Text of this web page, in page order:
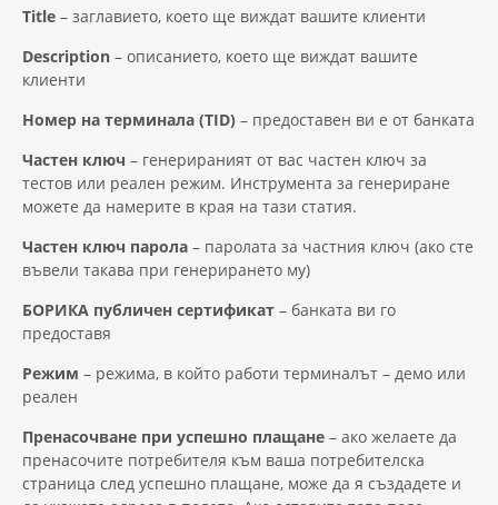
Title – заглавието, което ще виждат вашите клиенти
Description – описанието, което ще виждат вашите
клиенти
Номер на терминала (TID) – предоставен ви е от банката
Частен ключ – генерираният от вас частен ключ за
тестов или реален режим. Инструмента за генериране
можете да намерите в края на тази статия.
Частен ключ парола – паролата за частния ключ (ако сте
въвели такава при генерирането му)
БОРИКА публичен сертификат – банката ви го
предоставя
Режим – режима, в който работи терминалът – демо или
реален
Пренасочване при успешно плащане – ако желаете да
пренасочите потребителя към ваша потребителска
страница след успешно плащане, може да я създадете и